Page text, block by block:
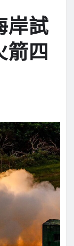
岸試
箭四